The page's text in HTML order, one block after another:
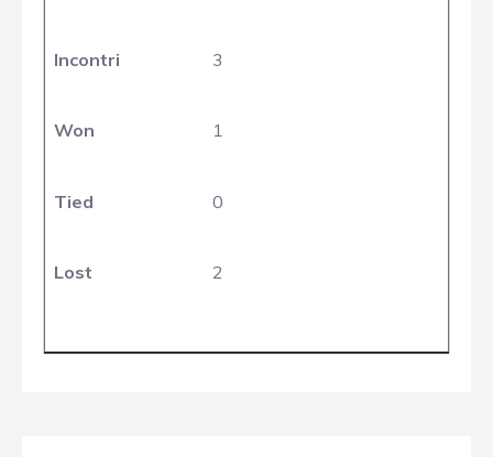
Incontri 3
Won 1
Tied 0
Lost 2